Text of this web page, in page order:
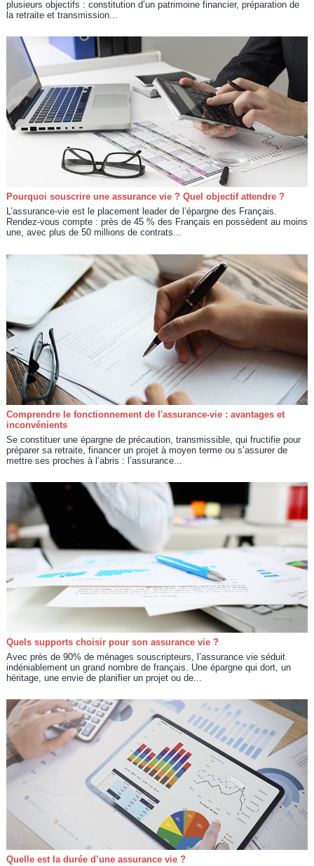
plusieurs objectifs : constitution d’un patrimoine financier, préparation de
la retraite et transmission...
Pourquoi souscrire une assurance vie ? Quel objectif attendre ?
L’assurance-vie est le placement leader de l’épargne des Français.
Rendez-vous compte : près de 45 % des Français en possèdent au moins
une, avec plus de 50 millions de contrats...
Comprendre le fonctionnement de l'assurance-vie : avantages et
inconvénients
Se constituer une épargne de précaution, transmissible, qui fructifie pour
préparer sa retraite, financer un projet à moyen terme ou s’assurer de
mettre ses proches à l’abris : l’assurance...
Quels supports choisir pour son assurance vie ?
Avec près de 90% de ménages souscripteurs, l’assurance vie séduit
indéniablement un grand nombre de français. Une épargne qui dort, un
héritage, une envie de planifier un projet ou de...
Quelle est la durée d’une assurance vie ?